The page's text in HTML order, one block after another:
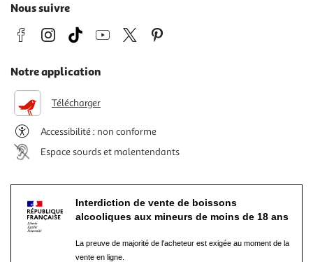
Nous suivre
Notre application
Télécharger
Accessibilité : non conforme
Espace sourds et malentendants
Interdiction de vente de boissons
alcooliques aux mineurs de moins de 18 ans
La preuve de majorité de l'acheteur est exigée au moment de la
vente en ligne.